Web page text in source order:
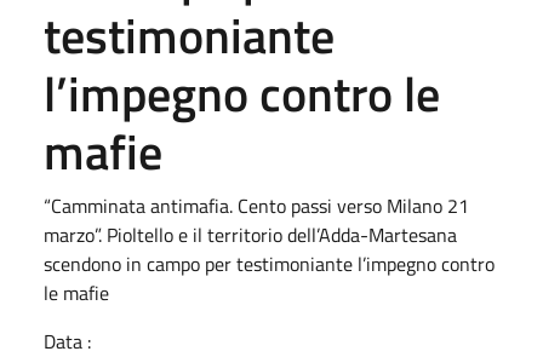
testimoniante
l’impegno contro le
mafie
“Camminata antimafia. Cento passi verso Milano 21
marzo”. Pioltello e il territorio dell’Adda-Martesana
scendono in campo per testimoniante l’impegno contro
le mafie
Data :